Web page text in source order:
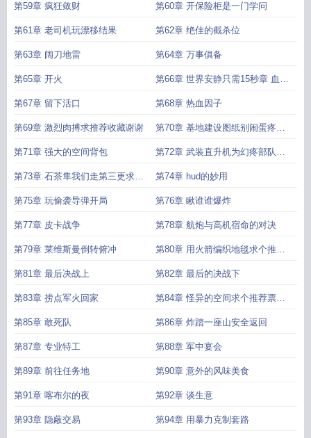
第59章 疯狂敛财 第60章 开保险柜是一门学问
第61章 老司机玩漂移结果 第62章 绝佳的截杀位
第63章 阔刀地雷 第64章 万事俱备
第65章 开火 第66章 世界安静只需15秒章 血腥
暴戾慎入
第67章 留下活口 第68章 热血因子
第69章 激烈肉搏求推荐收藏谢谢 第70章 基地建设图纸别闹蛋疼舵
主加更
第71章 强大的空间背包 第72章 武装直升机为幻疼部队舵
主打赏加更
第73章 石茶隼我们走第三更求个
推荐票
第74章 hud的妙用
第75章 玩偷袭导弹开局 第76章 瞅谁谁爆炸
第77章 皮卡战争 第78章 航炮与高机宿命的对决
第79章 莱维斯曼倒转俯冲 第80章 用火箭编织地毯求个推荐
谢谢
第81章 最后决战上 第82章 最后的决战下
第83章 捞点军火回家 第84章 怪异的空间求个推荐票谢
谢
第85章 敢死队 第86章 炸踏一座山安全返回
第87章 专业特工 第88章 军中宴会
第89章 前往任务地 第90章 意外的风味美食
第91章 喀布尔的夜 第92章 谈生意
第93章 隐蔽交易 第94章 用暴力克制套路